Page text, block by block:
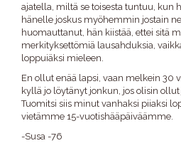
ajatella, miltä se toisesta tuntuu, kun
hänelle joskus myöhemmin jostain
huomauttanut, hän kiistää, ettei sitä
merkityksettömiä lausahduksia,
loppuiäksi mieleen.
En ollut enää lapsi, vaan melkein 30
kyllä jo löytänyt jonkun, jos olisin ollut
Tuomitsi siis minut vanhaksi piiaksi
vietämme 15-vuotishääpäiväämme.
-Susa -76